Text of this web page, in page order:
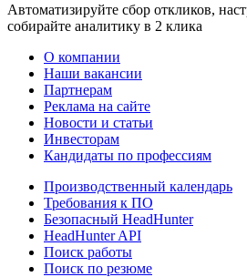
Автоматизируйте сбор откликов,
собирайте аналитику в 2 клика
О компании
Наши вакансии
Партнерам
Реклама на сайте
Новости и статьи
Инвесторам
Кандидаты по профессиям
Производственный календарь
Требования к ПО
Безопасный HeadHunter
HeadHunter API
Поиск работы
Поиск по резюме